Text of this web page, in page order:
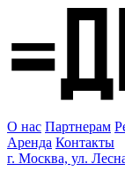
О нас Партнерам
Аренда Контакты
г. Москва, ул.